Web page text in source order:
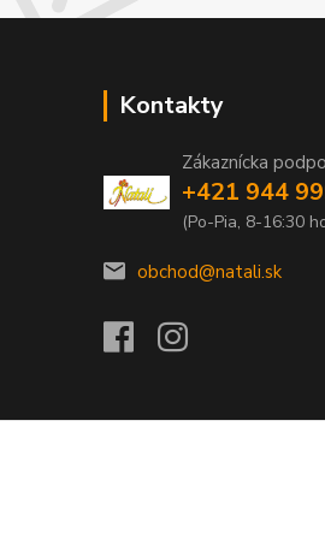
Kontakty
Zákaznícka
+421 944
(Po-Pia, 8-16:30
obchod@natali.sk